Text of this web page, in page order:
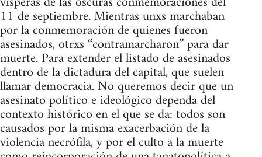
11 de septiembre. Mientras unxs marchaban
por la conmemoración de quienes fueron
asesinados, otrxs “contramarcharon” para dar
muerte. Para extender el listado de asesinados
dentro de la dictadura del capital, que suelen
llamar democracia. No queremos decir que un
asesinato político e ideológico dependa del
contexto histórico en el que se da: todos son
causados por la misma exacerbación de la
violencia necrófila, y por el culto a la muerte